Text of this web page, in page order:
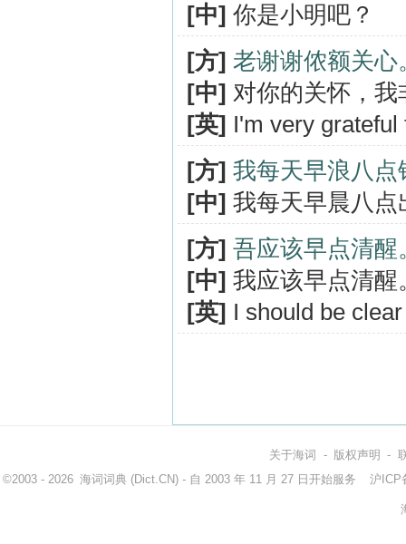
[中] 你是小明吧？
[方] 老谢谢侬额关心
[中] 对你的关怀，我
[英] I'm very
[方] 我每天早浪八
[中] 我每天早晨八
[方] 吾应该早点清醒
[中] 我应该早点清醒
[英] I should be
关于海词 - 版权声明 -
©2003 - 2026 海词词典 (Dict.CN) - 自 2003 年 11 月 27 日开始服务 沪ICP